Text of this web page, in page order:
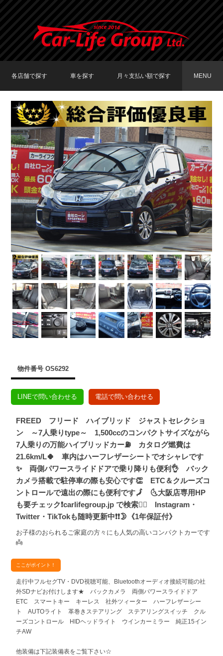
各店舗で探す
TOKYO店在庫車両
大阪店在庫車両
福岡店在庫車両
車を探す
車種で探す
メーカーで探す
月々支払い額で探す
〜19,999円
20,000円〜29,999円
30,000円〜39,999円
40,000円〜49,999円
50,000円〜
MENU
物件番号 OS6292
LINEで問い合わせる 電話で問い合わせる
FREED フリード ハイブリッド ジャストセレクショ
ン ～7人乗りtype～ 1,500ccのコンパクトサイズながら
7人乗りの万能ハイブリッドカー⛽ カタログ燃費は
21.6km/L🍀 車内はハーフレザーシートでオシャレです
✨ 両側パワースライドドアで乗り降りも便利👌 バック
カメラ搭載で駐停車の際も安心です👏 ETC＆クルーズコ
ントロールで遠出の際にも便利です🗾 🌜大阪店専用HP
も要チェック❗carlifegroup.jp で検索🕵️‍♂️ Instagram・
Twitter・TikTokも随時更新中❗❗🌛《1年保証付》
お子様のおられるご家庭の方々にも人気の高いコンパクトカーです
👼
ここがポイント！
走行中フルセグTV・DVD視聴可能、Bluetoothオーディオ接続可能の社
外SDナビお付けします★ バックカメラ 両側パワースライドドア
ETC スマートキー キーレス 社外ツィーター ハーフレザーシー
ト AUTOライト 革巻きステアリング ステアリングスイッチ クル
ーズコントロール HIDヘッドライト ウインカーミラー 純正15イン
チAW
他装備は下記装備表をご覧下さい☆